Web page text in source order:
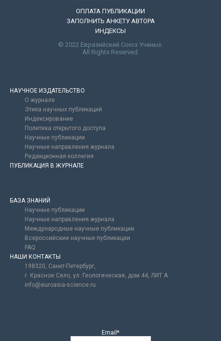
ОПЛАТА ПУБЛИКАЦИИ
ЗАПОЛНИТЬ АНКЕТУ АВТОРА
ИНДЕКСЫ
© 2022 Евразийский Союз Ученых.
All Rights Reserved.
НАУЧНОЕ ИЗДАТЕЛЬСТВО
О журнале
Этика научных публикаций
Индексирование
Политика открытого доступа
Научные публикации
Научные направления журнала
Редакционная коллегия
ПУБЛИКАЦИЯ В ЖУРНАЛЕ
БАЗА ЗНАНИЙ
Научные публикации
Научные направления журнала
Международные научные публикации
Всероссийские научные публикации
FAQ
НАШИ КОНТАКТЫ
198320, Санкт-Петербург,
г. Красное Село, ул. Геологическая, дом 44, ЛИТ А.
info@euroasia-science.ru
Email*